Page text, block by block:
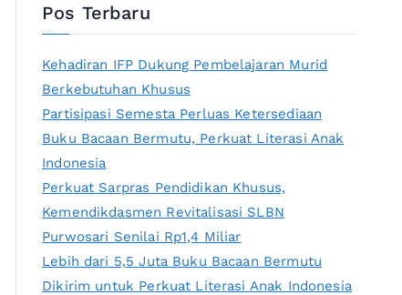
Pos Terbaru
Kehadiran IFP Dukung Pembelajaran Murid
Berkebutuhan Khusus
Partisipasi Semesta Perluas Ketersediaan
Buku Bacaan Bermutu, Perkuat Literasi Anak
Indonesia
Perkuat Sarpras Pendidikan Khusus,
Kemendikdasmen Revitalisasi SLBN
Purwosari Senilai Rp1,4 Miliar
Lebih dari 5,5 Juta Buku Bacaan Bermutu
Dikirim untuk Perkuat Literasi Anak Indonesia